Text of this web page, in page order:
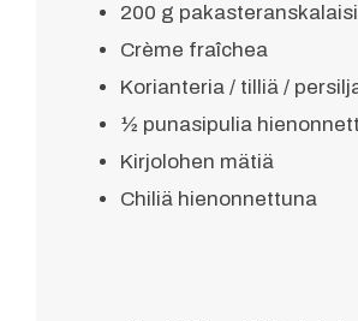
200 g
Crème fraîchea
Korianteria / tilliä /
½ punasipulia
Kirjolohen mätiä
Chiliä hienonnettuna